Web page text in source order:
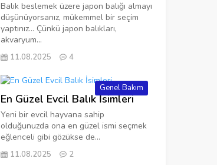
Balık beslemek üzere japon balığı almayı
düşünüyorsanız, mükemmel bir seçim
yaptınız… Çünkü japon balıkları,
akvaryum...
11.08.2025 4
Genel Bakım
En Güzel Evcil Balık İsimleri
Yeni bir evcil hayvana sahip
olduğunuzda ona en güzel ismi seçmek
eğlenceli gibi gözükse de...
11.08.2025 2